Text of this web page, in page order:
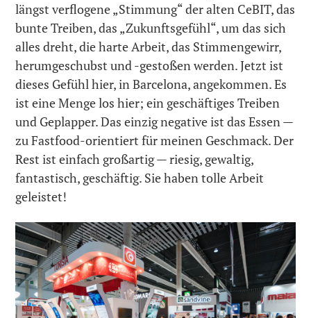
längst verflogene „Stimmung“ der alten CeBIT, das
bunte Treiben, das „Zukunftsgefühl“, um das sich
alles dreht, die harte Arbeit, das Stimmengewirr,
herumgeschubst und -gestoßen werden. Jetzt ist
dieses Gefühl hier, in Barcelona, angekommen. Es
ist eine Menge los hier; ein geschäftiges Treiben
und Geplapper. Das einzig negative ist das Essen —
zu Fastfood-orientiert für meinen Geschmack. Der
Rest ist einfach großartig — riesig, gewaltig,
fantastisch, geschäftig. Sie haben tolle Arbeit
geleistet!